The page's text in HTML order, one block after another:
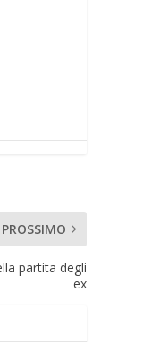
PROSSIMO
partita degli
ex